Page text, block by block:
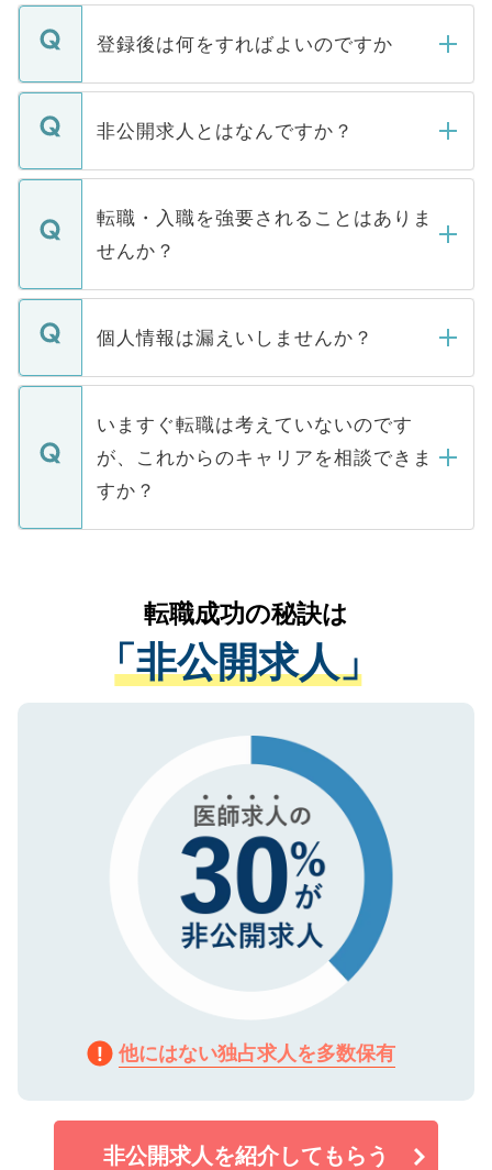
登録後は何をすればよいのですか
ご登録いただきましたら、弊社担当者がご
登録内容を確認し、その後メールもしくは
ます。通常、5営業日以内にはご連絡をせて
いただきますので、しばらくお待ちくださ
非公開求人とはなんですか？
マイナビDOCTORで取り扱っている求人の
うち約3割は、Webサイトからご覧いただ
けない「非公開求人」です。非公開求人は
下記の理由によって、一般には公開してい
ません。
■応募殺到を避けるため 人気のある医療機
関を公にしてしまうと、応募が殺到する場
に、医療機関が求める条件に合った人材の
みを人材紹介会社に依頼するケースが増え
ています。
転職・入職を強要されることはありま
せんか？
転職・入職を強要することは一切ありませ
ん。また、仮に応募先から内定をいただい
定を承諾する必要はありません。内定先へ
の辞退の連絡はキャリアパートナーが行い
個人情報は漏えいしませんか？
個人情報が漏えいすることはありませんの
で、ご安心ください。当サイトからの登録
などで収集したご登録者様の個人情報は、
ご本人のキャリアアップおよび転職活動の
支援を目的に使用いたします。お預かりし
ているすべての個人データはご本人の許可
は、個人情報の取り扱いについての厳密な
管理基準を満たした事業者のみに付与され
る、プライバシーマークを取得済みです。
で、機密保持に関してもご安心ください。
いますぐ転職は考えていないのです
が、これからのキャリアを相談できま
すか？
かがいして、現在の医療機関の状況や紹介
経験をまじえながら、適切なアドバイスを
させていただきます。すぐにご転職をされ
ない方には、長期的なサポートが可能です
ので、まずはご登録ください。
転職成功の秘訣は
「非公開求人」
他にはない独占求人を多数保有
非公開求人を紹介してもらう